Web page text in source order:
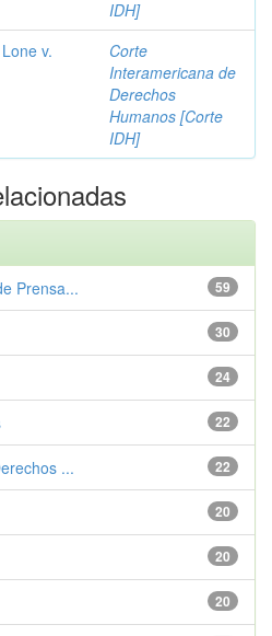
IDH]
v.
Corte
Interamericana de
Derechos
Humanos [Corte
IDH]
59
Prensa...
30
24
22
22
...
20
20
20